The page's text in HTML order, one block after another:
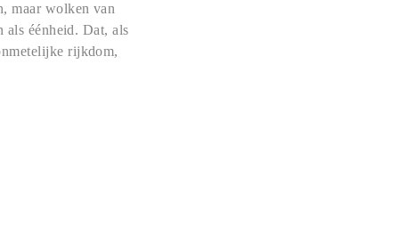
maar wolken van
als éénheid. Dat, als
rijkdom,